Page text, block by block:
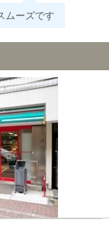
ムーズです